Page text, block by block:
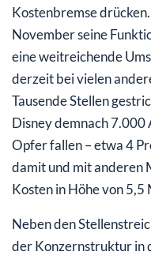
Kostenbremse
November seine
eine weitreichende
derzeit bei vielen
Tausende Stellen
Disney demnach
Opfer fallen – etwa 4
damit und mit anderen
Kosten in Höhe von
Neben den
der Konzernstruktur in